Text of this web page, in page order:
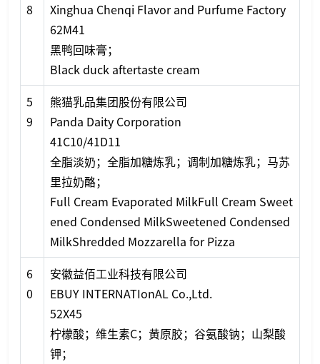
8
Xinghua Chenqi Flavor and Purfume Factory
62M41
黑鸭回味膏；
Black duck aftertaste cream
5
9
熊猫乳品集团股份有限公司
Panda Daity Corporation
41C10/41D11
全脂淡奶；全脂加糖炼乳；调制加糖炼乳；马苏
里拉奶酪；
Full Cream Evaporated MilkFull Cream Sweet
ened Condensed MilkSweetened Condensed
MilkShredded Mozzarella for Pizza
6
0
安徽益佰工业科技有限公司
EBUY INTERNATIonAL Co.,Ltd.
52X45
柠檬酸；维生素C；黄原胶；谷氨酸钠；山梨酸
钾；